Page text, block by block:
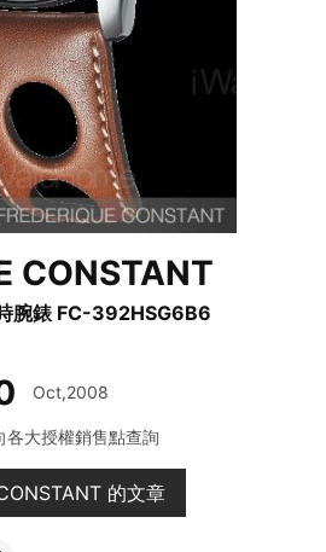
CONSTANT
腕錶 FC-392HSG6B6
Oct,2008
大授權銷售點查詢
的文章